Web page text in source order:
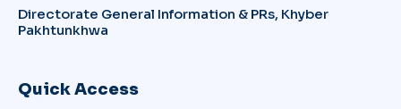
Directorate General Information & PRs, Khyber
Pakhtunkhwa
Quick Access